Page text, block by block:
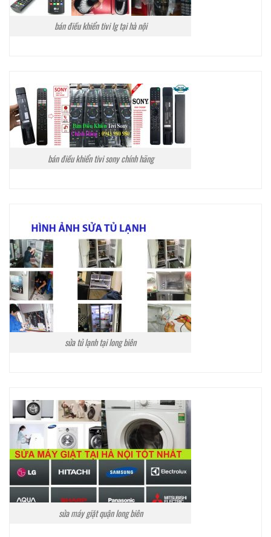
bán điều khiển tivi lg tại hà nội
bán điều khiển tivi sony chính hãng
sửa tủ lạnh tại long biên
sửa máy giặt quận long biên